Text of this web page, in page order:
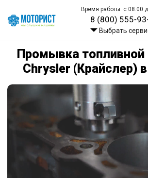
Время работы: с 08:00
8 (800) 555-
Выбрать
Промывка
Chrysler (Крайслер)